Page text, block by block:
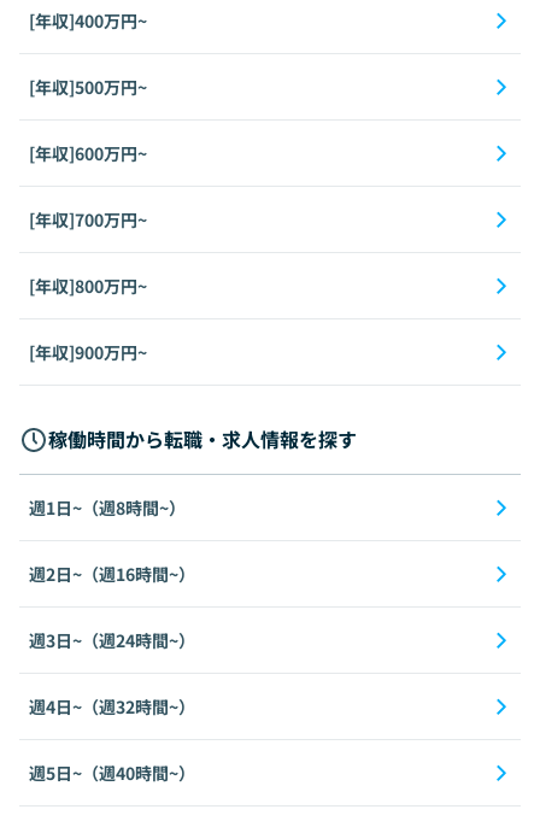
[年収]400万円~
[年収]500万円~
[年収]600万円~
[年収]700万円~
[年収]800万円~
[年収]900万円~
稼働時間から転職・求人情報を探す
週1日~（週8時間~）
週2日~（週16時間~）
週3日~（週24時間~）
週4日~（週32時間~）
週5日~（週40時間~）